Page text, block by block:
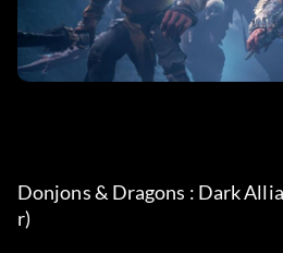
Donjons & Dragons : Dark
r)